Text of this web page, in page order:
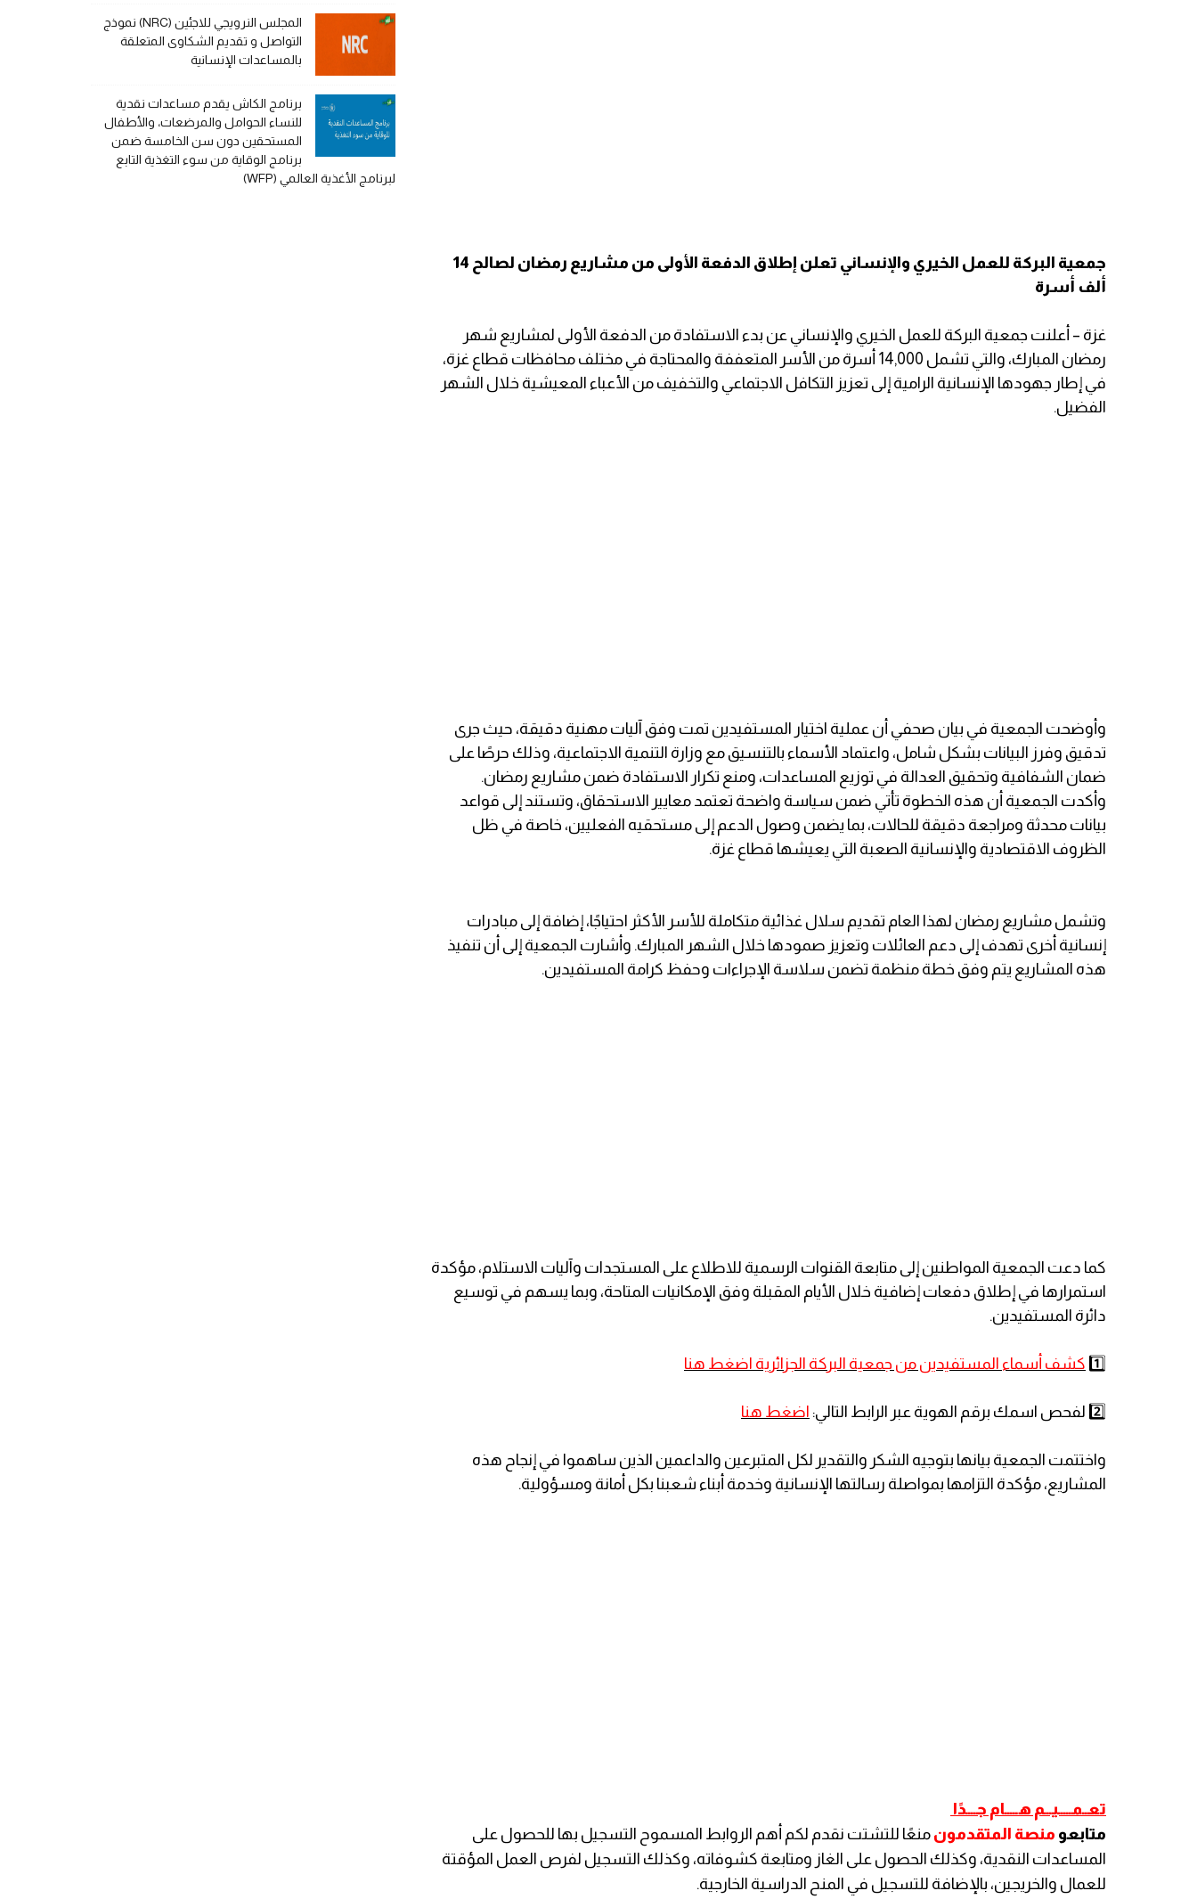
جمعية البركة للعمل الخيري والإنساني تعلن إطلاق الدفعة الأولى من مشاريع رمضان لصالح 14
ألف أسرة
غزة – أعلنت جمعية البركة للعمل الخيري والإنساني عن بدء الاستفادة من الدفعة الأولى لمشاريع شهر
رمضان المبارك، والتي تشمل 14,000 أسرة من الأسر المتعففة والمحتاجة في مختلف محافظات قطاع غزة،
في إطار جهودها الإنسانية الرامية إلى تعزيز التكافل الاجتماعي والتخفيف من الأعباء المعيشية خلال الشهر
الفضيل.
وأوضحت الجمعية في بيان صحفي أن عملية اختيار المستفيدين تمت وفق آليات مهنية دقيقة، حيث جرى
تدقيق وفرز البيانات بشكل شامل، واعتماد الأسماء بالتنسيق مع وزارة التنمية الاجتماعية، وذلك حرصًا على
ضمان الشفافية وتحقيق العدالة في توزيع المساعدات، ومنع تكرار الاستفادة ضمن مشاريع رمضان.
وأكدت الجمعية أن هذه الخطوة تأتي ضمن سياسة واضحة تعتمد معايير الاستحقاق، وتستند إلى قواعد
بيانات محدثة ومراجعة دقيقة للحالات، بما يضمن وصول الدعم إلى مستحقيه الفعليين، خاصة في ظل
الظروف الاقتصادية والإنسانية الصعبة التي يعيشها قطاع غزة.
وتشمل مشاريع رمضان لهذا العام تقديم سلال غذائية متكاملة للأسر الأكثر احتياجًا، إضافة إلى مبادرات
إنسانية أخرى تهدف إلى دعم العائلات وتعزيز صمودها خلال الشهر المبارك. وأشارت الجمعية إلى أن تنفيذ
هذه المشاريع يتم وفق خطة منظمة تضمن سلاسة الإجراءات وحفظ كرامة المستفيدين.
كما دعت الجمعية المواطنين إلى متابعة القنوات الرسمية للاطلاع على المستجدات وآليات الاستلام، مؤكدة
استمرارها في إطلاق دفعات إضافية خلال الأيام المقبلة وفق الإمكانيات المتاحة، وبما يسهم في توسيع
دائرة المستفيدين.
1️⃣ كشف أسماء المستفيدين من جمعية البركة الجزائرية اضغط هنا
2️⃣ لفحص اسمك برقم الهوية عبر الرابط التالي: اضغط هنا
واختتمت الجمعية بيانها بتوجيه الشكر والتقدير لكل المتبرعين والداعمين الذين ساهموا في إنجاح هذه
المشاريع، مؤكدة التزامها بمواصلة رسالتها الإنسانية وخدمة أبناء شعبنا بكل أمانة ومسؤولية.
تعــمـــــيـــم هـــــام جــــدًا
متابعو منصة المتقدمون منعًا للتشتت نقدم لكم أهم الروابط المسموح التسجيل بها للحصول على
المساعدات النقدية، وكذلك الحصول على الغاز ومتابعة كشوفاته، وكذلك التسجيل لفرص العمل المؤقتة
للعمال والخريجين، بالإضافة للتسجيل في المنح الدراسية الخارجية.
المجلس النرويجي للاجئين (NRC) نموذج
التواصل و تقديم الشكاوى المتعلقة
بالمساعدات الإنسانية
برنامج الكاش يقدم مساعدات نقدية
للنساء الحوامل والمرضعات، والأطفال
المستحقين دون سن الخامسة ضمن
برنامج الوقاية من سوء التغذية التابع
لبرنامج الأغذية العالمي (WFP)